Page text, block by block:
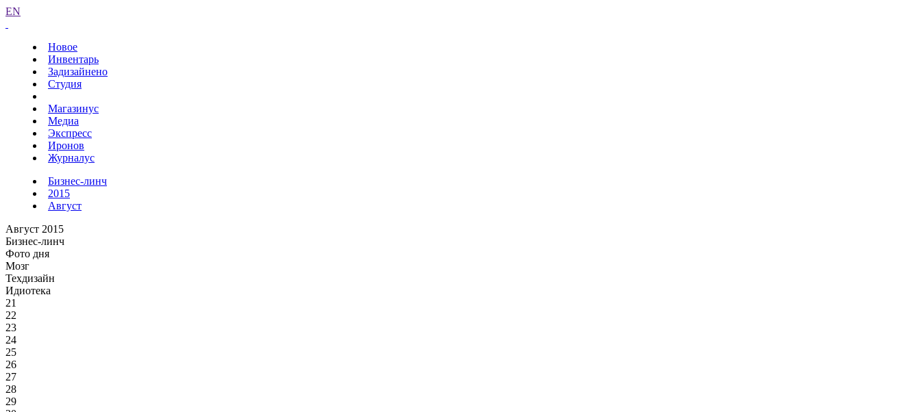
EN
Новое
Инвентарь
Задизайнено
Студия
Магазинус
Медиа
Экспресс
Иронов
Журналус
Бизнес-линч
2015
Август
Август 2015
Бизнес-линч
Фото дня
Мозг
Техдизайн
Идиотека
21
22
23
24
25
26
27
28
29